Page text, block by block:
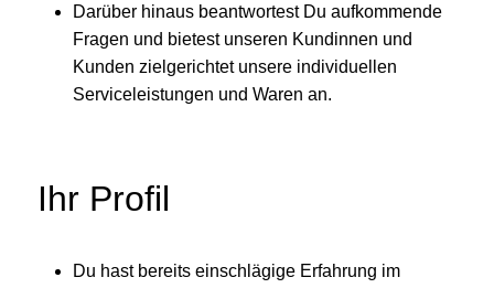
Darüber hinaus beantwortest Du aufkommende
Fragen und bietest unseren Kundinnen und
Kunden zielgerichtet unsere individuellen
Serviceleistungen und Waren an.
Ihr Profil
Du hast bereits einschlägige Erfahrung im